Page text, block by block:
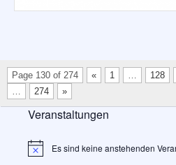
Page 130 of 274 « 1 128
274 »
Veranstaltungen
H
Es sind keine anstehenden